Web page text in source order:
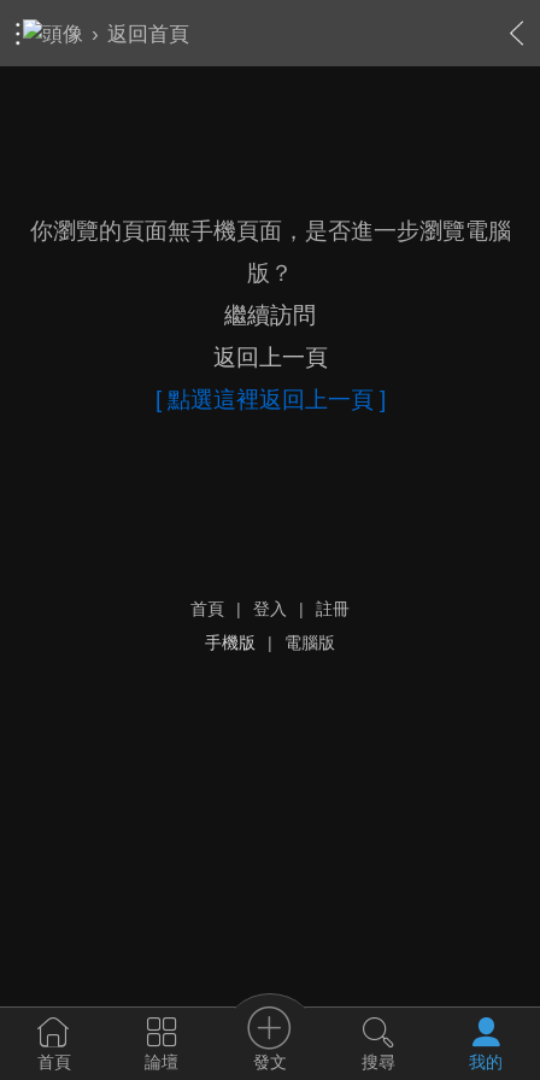
› 返回首頁
你瀏覽的頁面無手機頁面，是否進一步瀏覽電腦
版？
繼續訪問
返回上一頁
[ 點選這裡返回上一頁 ]
首頁 | 登入 |
註冊
手機版
| 電腦版
首頁 論壇 發文 搜尋 我的